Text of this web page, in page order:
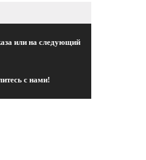
или на следующий
с нами!